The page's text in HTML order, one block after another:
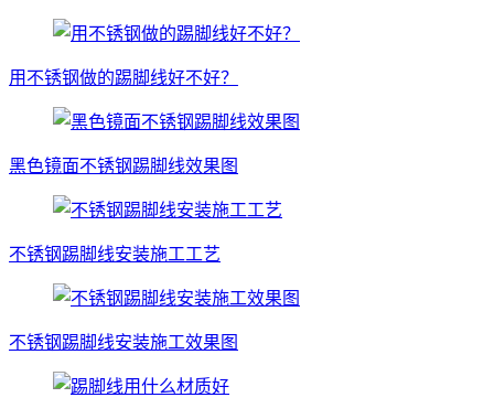
用不锈钢做的踢脚线好不好？
黑色镜面不锈钢踢脚线效果图
不锈钢踢脚线安装施工工艺
不锈钢踢脚线安装施工效果图